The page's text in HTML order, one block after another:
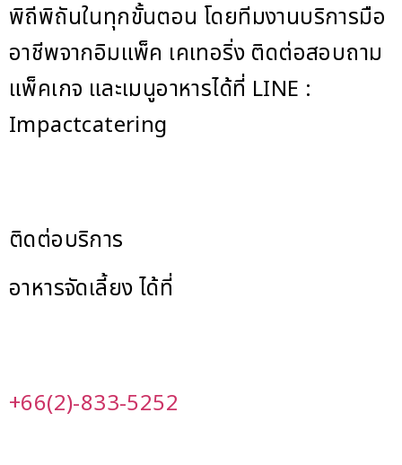
พิถีพิถันในทุกขั้นตอน โดยทีมงานบริการมือ
อาชีพจากอิมแพ็ค เคเทอริ่ง ติดต่อสอบถาม
แพ็คเกจ และเมนูอาหารได้ที่ LINE :
Impactcatering
ติดต่อบริการ
อาหารจัดเลี้ยง ได้ที่
+66(2)-833-5252